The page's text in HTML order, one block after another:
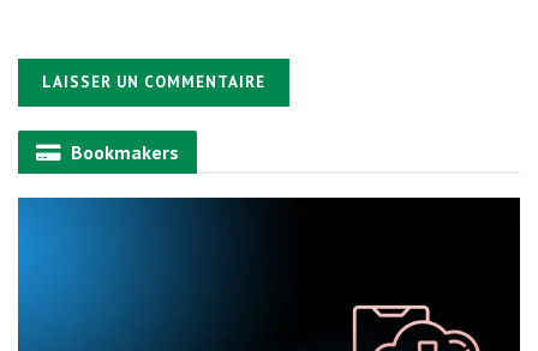
Alternative:Bookmakers